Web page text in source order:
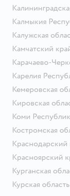
Калмыкия
Калужская
Камчатский
Карачаево-
Карелия
Кемеровская
Кировская
Коми
Костромская
Краснодарский
Красноярский
Курганская
Курская область